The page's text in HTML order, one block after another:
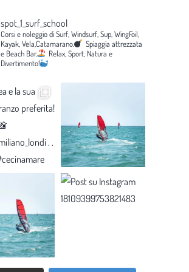
spot_1_surf_school
Corsi e noleggio di Surf, Windsurf, Sup, WingFoil,
Kayak, Vela,Catamarano.
Spiaggia attrezzata
e Beach Bar.
Relax, Sport, Natura e
Divertimento!